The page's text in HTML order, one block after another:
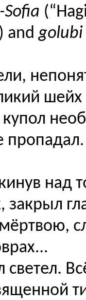
Sofia
andgolubi
шейх
пропадал.
над